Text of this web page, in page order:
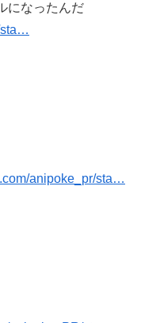
になったんだ
sta…
anipoke_pr/sta…